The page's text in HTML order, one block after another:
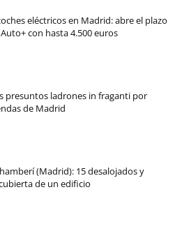
eléctricos en Madrid: abre el plazo
con hasta 4.500 euros
presuntos ladrones in fraganti por
de Madrid
(Madrid): 15 desalojados y
de un edificio